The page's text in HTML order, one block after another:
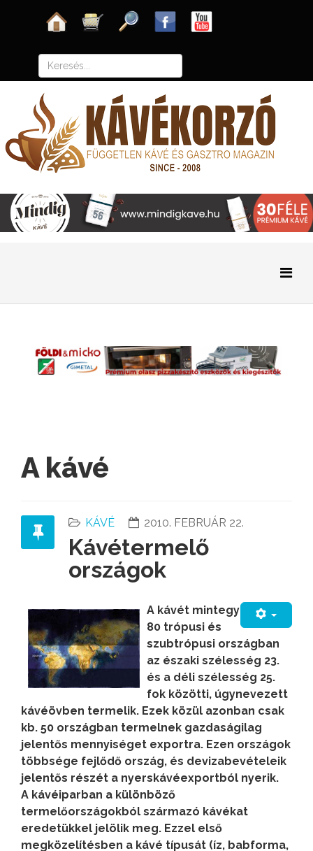
A kávé
KÁVÉ 2010. FEBRUÁR 22.
Kávétermelő
országok
A kávét mintegy
80 trópusi és
szubtrópusi országban
az északi szélesség 23.
és a déli szélesség 25.
fok közötti, úgynevezett
kávéövben termelik. Ezek közül azonban csak
kb. 50 országban termelnek gazdaságilag
jelentős mennyiséget exportra. Ezen országok
többsége fejlődő ország, és devizabevételeik
jelentős részét a nyerskávéexportból nyerik.
A kávéiparban a különböző
termelőországokból származó kávékat
eredetükkel jelölik meg. Ezzel első
megközelítésben a kávé típusát (íz, babforma,